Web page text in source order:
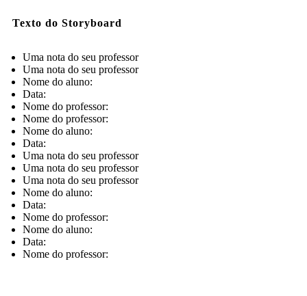
Texto do Storyboard
Uma nota do seu professor
Uma nota do seu professor
Nome do aluno:
Data:
Nome do professor:
Nome do professor:
Nome do aluno:
Data:
Uma nota do seu professor
Uma nota do seu professor
Uma nota do seu professor
Nome do aluno:
Data:
Nome do professor:
Nome do aluno:
Data:
Nome do professor: